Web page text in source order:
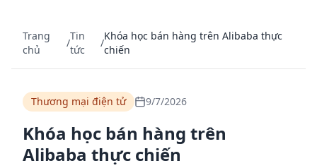
Trang
chủ
/
Tin
tức
/
Khóa học bán hàng trên Alibaba thực
chiến
Thương mại điện tử 9/7/2026
Khóa học bán hàng trên
Alibaba thực chiến